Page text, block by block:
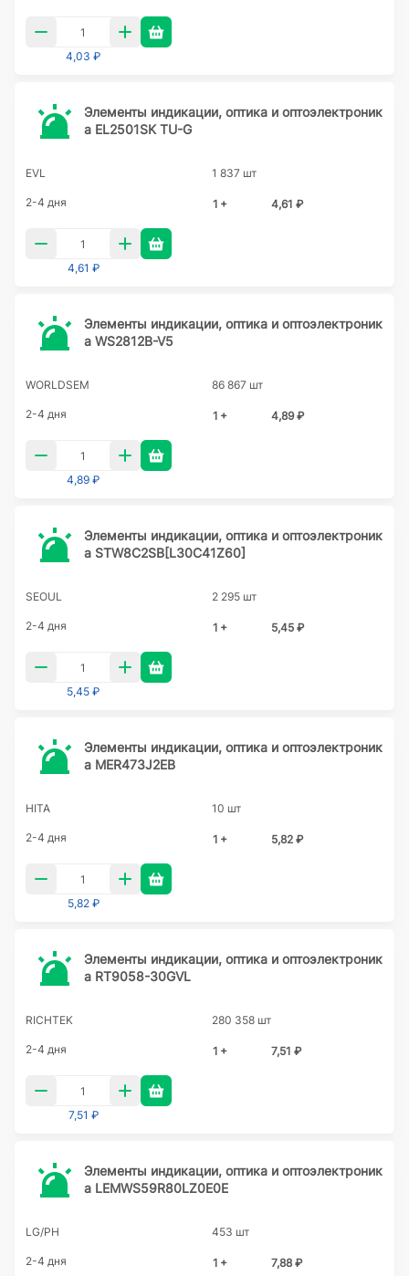
4,03 ₽
Элементы индикации, оптика и оптоэлектроник
а EL2501SK TU-G
EVL 1 837 шт
2-4 дня 1 + 4,61 ₽
4,61 ₽
Элементы индикации, оптика и оптоэлектроник
а WS2812B-V5
WORLDSEM 86 867 шт
2-4 дня 1 + 4,89 ₽
4,89 ₽
Элементы индикации, оптика и оптоэлектроник
а STW8C2SB[L30C41Z60]
SEOUL 2 295 шт
2-4 дня 1 + 5,45 ₽
5,45 ₽
Элементы индикации, оптика и оптоэлектроник
а MER473J2EB
HITA 10 шт
2-4 дня 1 + 5,82 ₽
5,82 ₽
Элементы индикации, оптика и оптоэлектроник
а RT9058-30GVL
RICHTEK 280 358 шт
2-4 дня 1 + 7,51 ₽
7,51 ₽
Элементы индикации, оптика и оптоэлектроник
а LEMWS59R80LZ0E0E
LG/PH 453 шт
2-4 дня 1 + 7,88 ₽